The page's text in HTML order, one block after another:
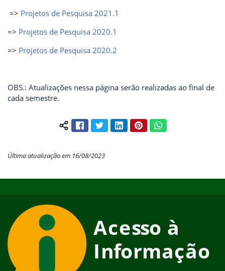
=> Projetos de Pesquisa 2021.1
=> Projetos de Pesquisa 2020.1
=> Projetos de Pesquisa 2020.2
OBS.: Atualizações nessa página serão realizadas ao final de
cada semestre.
Compartilhar conteúdo:
FacebookTwitterLinkedInPinterestWhatsApp
Última atualização em 16/08/2023